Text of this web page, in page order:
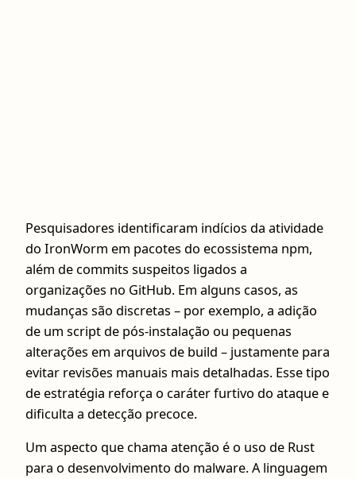
Pesquisadores identificaram indícios da atividade
do IronWorm em pacotes do ecossistema npm,
além de commits suspeitos ligados a
organizações no GitHub. Em alguns casos, as
mudanças são discretas – por exemplo, a adição
de um script de pós-instalação ou pequenas
alterações em arquivos de build – justamente para
evitar revisões manuais mais detalhadas. Esse tipo
de estratégia reforça o caráter furtivo do ataque e
dificulta a detecção precoce.
Um aspecto que chama atenção é o uso de Rust
para o desenvolvimento do malware. A linguagem